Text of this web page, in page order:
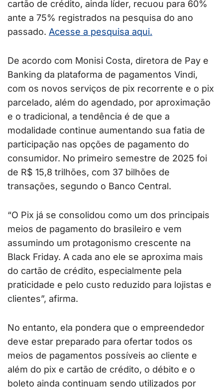
cartão de crédito, ainda líder, recuou para 60%
ante a 75% registrados na pesquisa do ano
passado. Acesse a pesquisa aqui.
De acordo com Monisi Costa, diretora de Pay e
Banking da plataforma de pagamentos Vindi,
com os novos serviços de pix recorrente e o pix
parcelado, além do agendado, por aproximação
e o tradicional, a tendência é de que a
modalidade continue aumentando sua fatia de
participação nas opções de pagamento do
consumidor. No primeiro semestre de 2025 foi
de R$ 15,8 trilhões, com 37 bilhões de
transações, segundo o Banco Central.
“O Pix já se consolidou como um dos principais
meios de pagamento do brasileiro e vem
assumindo um protagonismo crescente na
Black Friday. A cada ano ele se aproxima mais
do cartão de crédito, especialmente pela
praticidade e pelo custo reduzido para lojistas e
clientes”, afirma.
No entanto, ela pondera que o empreendedor
deve estar preparado para ofertar todos os
meios de pagamentos possíveis ao cliente e
além do pix e cartão de crédito, o débito e o
boleto ainda continuam sendo utilizados por